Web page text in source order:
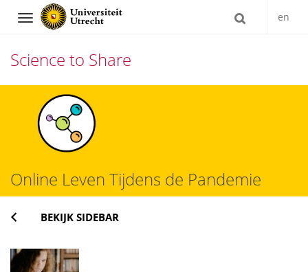
Navigation en
Science to Share
Online Leven Tijdens de Pandemie
BEKIJK SIDEBAR